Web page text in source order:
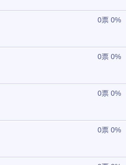
0票 0%
0票 0%
0票 0%
0票 0%